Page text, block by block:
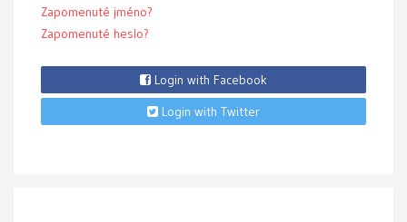
Zapomenuté jméno?
Zapomenuté heslo?
Login with Facebook
Login with Twitter